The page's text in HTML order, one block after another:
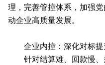
理，完善管控体系，加强
动企业高质量发展。
企业内控：深化对标
针对结算难、回款慢